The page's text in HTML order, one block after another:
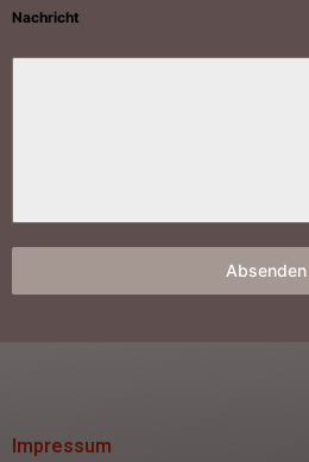
Nachricht
Absenden
Impressum